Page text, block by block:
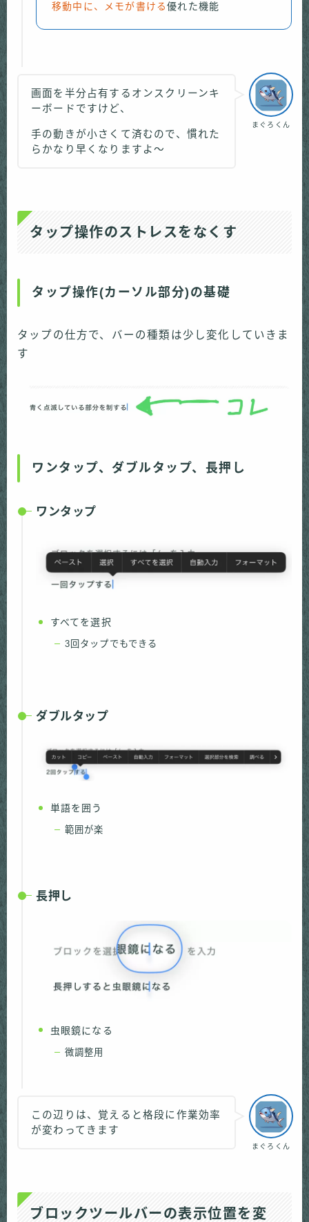
移動中に、メモが書ける優れた機能
まぐろくん
画面を半分占有するオンスクリーンキ
ーボードですけど、
手の動きが小さくて済むので、慣れた
らかなり早くなりますよ〜
タップ操作のストレスをなくす
タップ操作(カーソル部分)の基礎
タップの仕方で、バーの種類は少し変化していきま
す
ワンタップ、ダブルタップ、長押し
ワンタップ
すべてを選択
3回タップでもできる
ダブルタップ
単語を囲う
範囲が楽
長押し
虫眼鏡になる
微調整用
まぐろくん
この辺りは、覚えると格段に作業効率
が変わってきます
ブロックツールバーの表示位置を変